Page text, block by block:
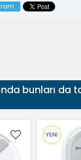
bunları da
YENI